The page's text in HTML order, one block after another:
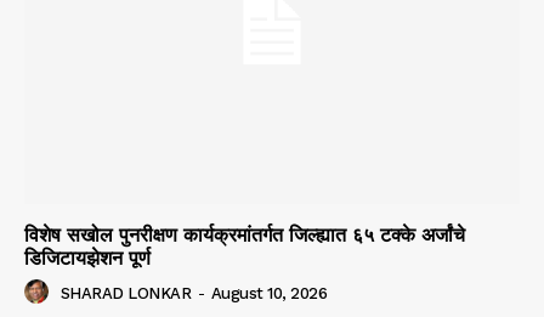
विशेष सखोल पुनरीक्षण कार्यक्रमांतर्गत जिल्ह्यात ६५ टक्के अर्जांचे
डिजिटायझेशन पूर्ण
SHARAD LONKAR - August 10, 2026